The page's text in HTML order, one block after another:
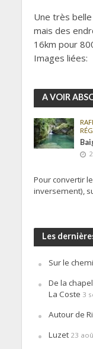
Une très
mais des
16km pour
Images liées:
A VOIR
Pour convertir
inversement),
Les
Sur le
De la
La Coste 3
Autour de
Luzet 23